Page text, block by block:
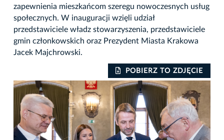
zapewnienia mieszkańcom szeregu nowoczesnych usług
społecznych. W inauguracji wzięli udział
przedstawiciele władz stowarzyszenia, przedstawiciele
gmin członkowskich oraz Prezydent Miasta Krakowa
Jacek Majchrowski.
POBIERZ TO ZDJĘCIE